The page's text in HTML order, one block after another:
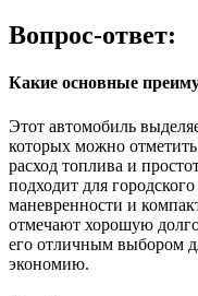
Вопрос-ответ:
Какие основные
Этот автомобиль
которых можно
расход топлива и
подходит для
маневренности и
отмечают хорошую
его отличным выбором
экономию.